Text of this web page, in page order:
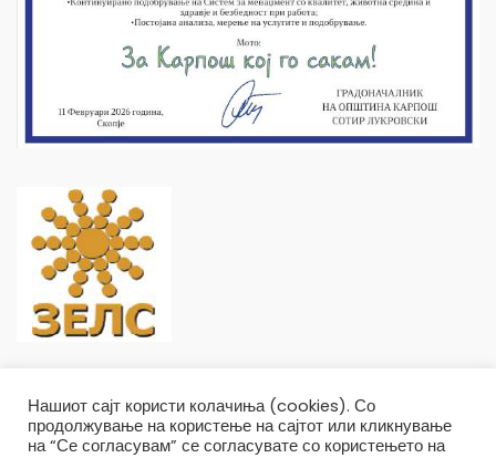
Нашиот сајт користи колачиња (cookies). Со
продолжување на користење на сајтот или кликнување
на “Се согласувам” се согласувате со користењето на